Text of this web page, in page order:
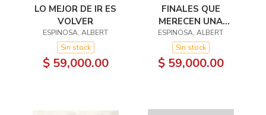
LO MEJOR DE IR ES
VOLVER
ESPINOSA, ALBERT
Sin stock
$ 59,000.00
FINALES QUE
MERECEN UNA
HISTORIA
ESPINOSA, ALBERT
Sin stock
$ 59,000.00